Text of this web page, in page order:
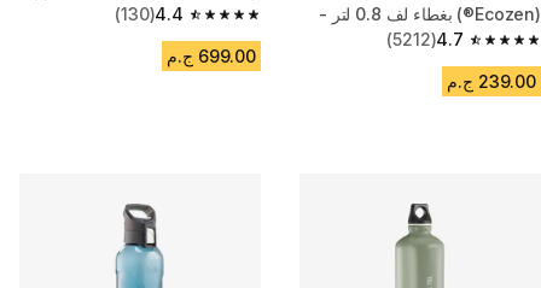
(Ecozen®) بغطاء لف 0.8 لتر -
MH100
4.7
4.7 out of 5 stars from 5212 reviews
(5212)
239.00 ج.م
4.4
4.4 out of 5 stars from 130 reviews
(130)
699.00 ج.م